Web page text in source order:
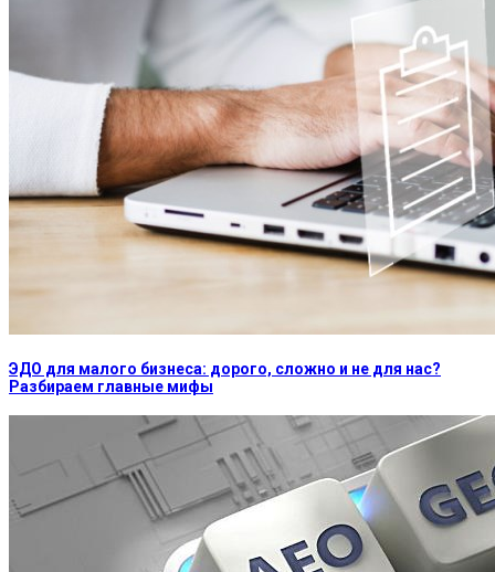
ЭДО для малого бизнеса: дорого, сложно и не для нас?
Разбираем главные мифы